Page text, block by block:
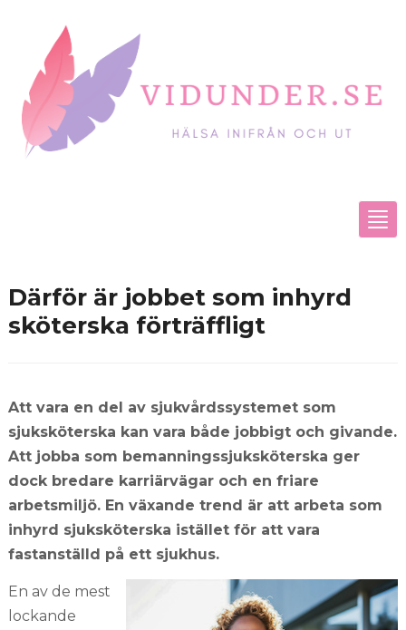
Därför är jobbet som inhyrd
sköterska förträffligt
Att vara en del av sjukvårdssystemet som
sjuksköterska kan vara både jobbigt och givande.
Att jobba som bemanningssjuksköterska ger
dock bredare karriärvägar och en friare
arbetsmiljö. En växande trend är att arbeta som
inhyrd sjuksköterska istället för att vara
fastanställd på ett sjukhus.
En av de mest
lockande